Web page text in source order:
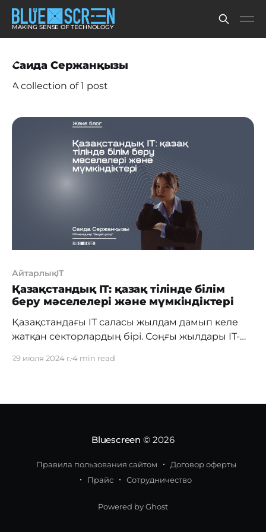
MAKING SENSE OF TECHNOLOGY
Саида Сержанқызы
A collection of 1 post
АйтарлықIT
Қазақстандық IT: қазақ тілінде білім
беру мәселелері және мүмкіндіктері
Қазақстандағы IT саласы жылдам дамып келе
жатқан секторлардың бірі. Соңғы жылдары IT-
29 июля 2024 г.4 min read
Bluescreen © 2026
Правила пользования сайтом
Договор оферты
Прайс
Сотрудничество
Powered by Ghost